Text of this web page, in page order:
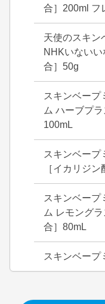
合］200ml フ
天使のスキン
NHKいない
合］50g
スキンベープ
ム ハーブプ
100mL
スキンベープ
［イカリジ
スキンベープ
ム レモング
合］80mL
スキンベープ